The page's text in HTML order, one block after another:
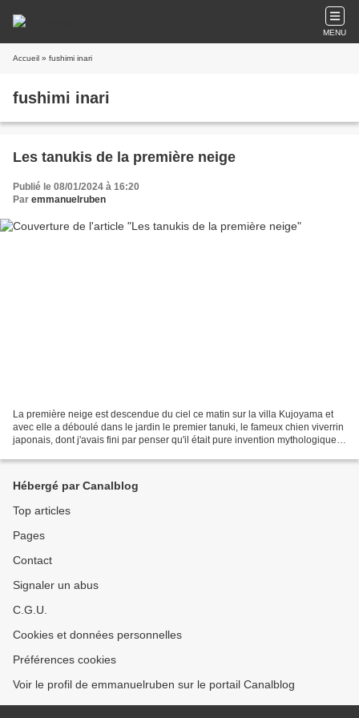
MENU
Accueil » fushimi inari
fushimi inari
Les tanukis de la première neige
Publié le 08/01/2024 à 16:20
Par emmanuelruben
La première neige est descendue du ciel ce matin sur la villa Kujoyama et
avec elle a déboulé dans le jardin le premier tanuki, le fameux chien viverrin
japonais, dont j'avais fini par penser qu'il était pure invention mythologique à
Hébergé par Canalblog
Top articles
Pages
Contact
Signaler un abus
C.G.U.
Cookies et données personnelles
Préférences cookies
Voir le profil de emmanuelruben sur le portail Canalblog